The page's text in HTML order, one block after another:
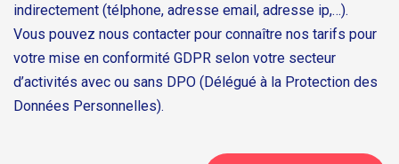
indirectement (télphone, adresse email, adresse ip,…).
Vous pouvez nous contacter pour connaître nos tarifs pour
votre mise en conformité GDPR selon votre secteur
d’activités avec ou sans DPO (Délégué à la Protection des
Données Personnelles).